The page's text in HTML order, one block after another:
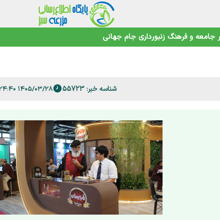
جامعه و فرهنگ زنبورداری جام جهانی
غذایی در عصر تغییرات اقلیمی
شناسه خبر: 55723 ۱۴۰۵/۰۳/۲۸ ۱۵:۲۴:۴۰